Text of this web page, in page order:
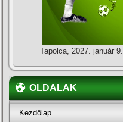
Tapolca, 2027. január 9.
OLDALAK
Kezdőlap